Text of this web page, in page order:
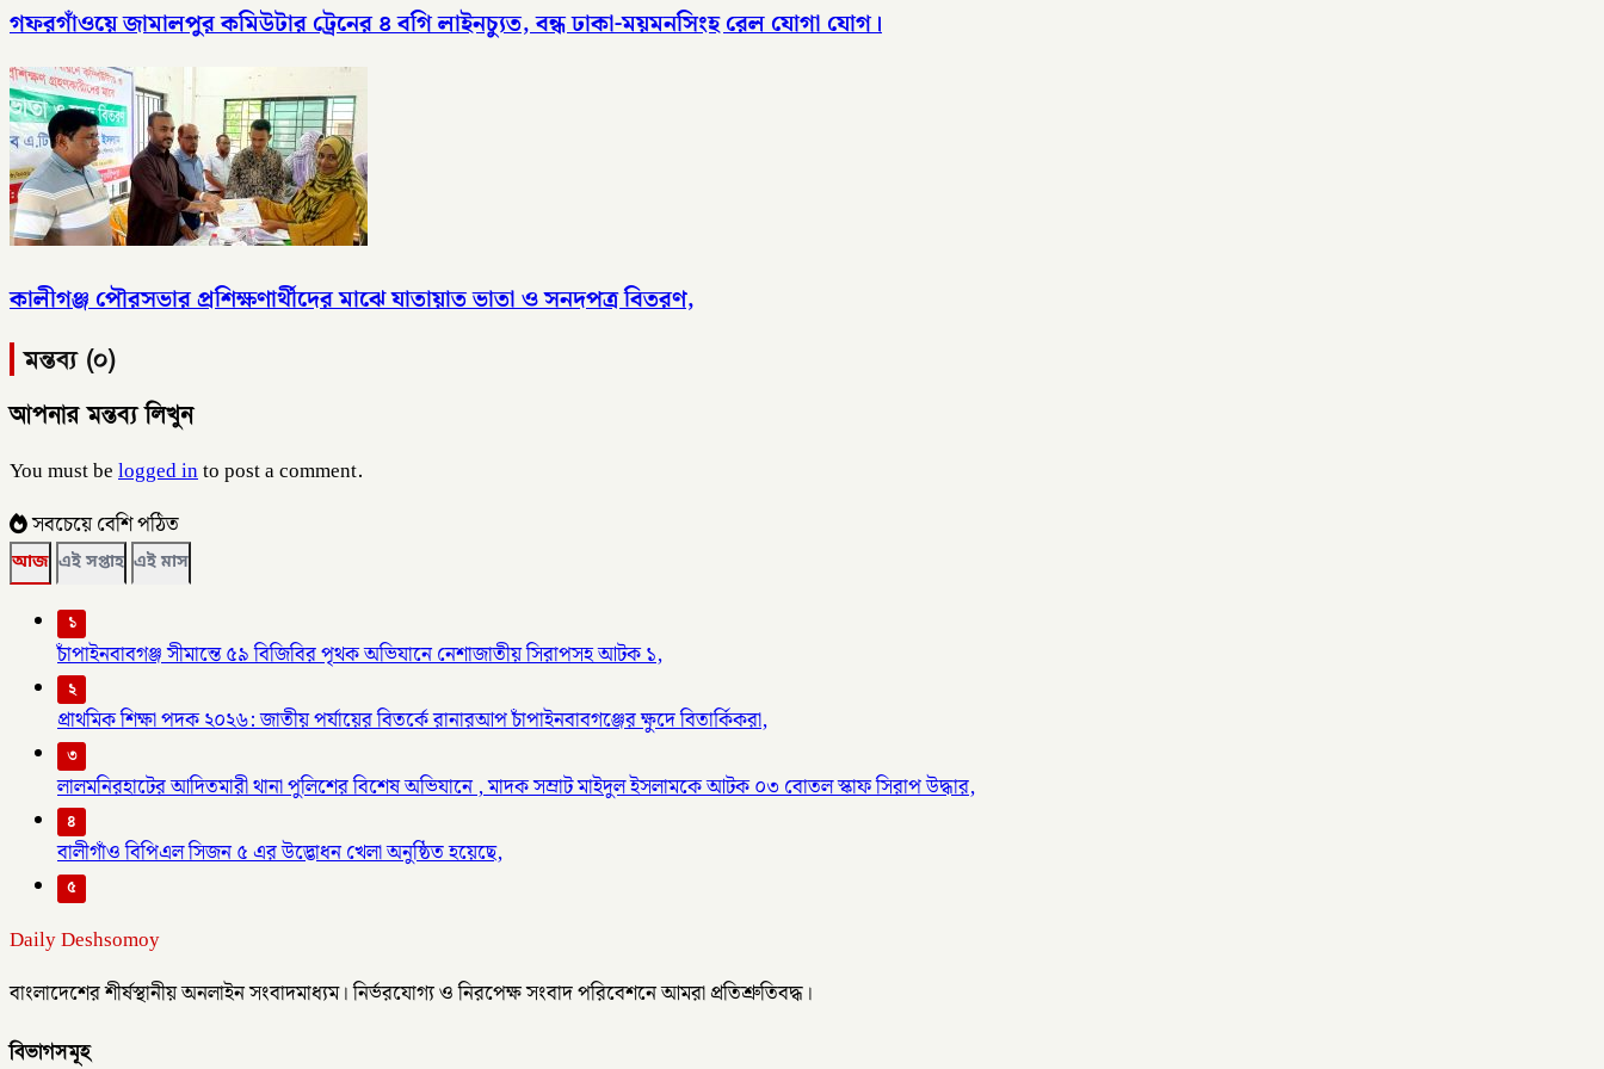
গফরগাঁওয়ে জামালপুর কমিউটার ট্রেনের ৪ বগি লাইনচ্যুত, বন্ধ ঢাকা-ময়মনসিংহ রেল যোগা যোগ।
কালীগঞ্জ পৌরসভার প্রশিক্ষণার্থীদের মাঝে যাতায়াত ভাতা ও সনদপত্র বিতরণ,
মন্তব্য (০)
আপনার মন্তব্য লিখুন
You must belogged into post a comment.
সবচেয়ে বেশি পঠিত
আজ এই সপ্তাহ এই মাস
১
চাঁপাইনবাবগঞ্জ সীমান্তে ৫৯ বিজিবির পৃথক অভিযানে নেশাজাতীয় সিরাপসহ আটক ১,
২
প্রাথমিক শিক্ষা পদক ২০২৬: জাতীয় পর্যায়ের বিতর্কে রানারআপ চাঁপাইনবাবগঞ্জের ক্ষুদে বিতার্কিকরা,
৩
লালমনিরহাটের আদিতমারী থানা পুলিশের বিশেষ অভিযানে , মাদক সম্রাট মাইদুল ইসলামকে আটক ০৩ বোতল স্কাফ সিরাপ উদ্ধার,
৪
বালীগাঁও বিপিএল সিজন ৫ এর উদ্ভোধন খেলা অনুষ্ঠিত হয়েছে,
৫
Daily Deshsomoy
বাংলাদেশের শীর্ষস্থানীয় অনলাইন সংবাদমাধ্যম। নির্ভরযোগ্য ও নিরপেক্ষ সংবাদ পরিবেশনে আমরা প্রতিশ্রুতিবদ্ধ।
বিভাগসমূহ